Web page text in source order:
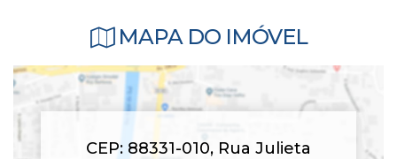
MAPA DO IMÓVEL
CEP: 88331-010, Rua Julieta